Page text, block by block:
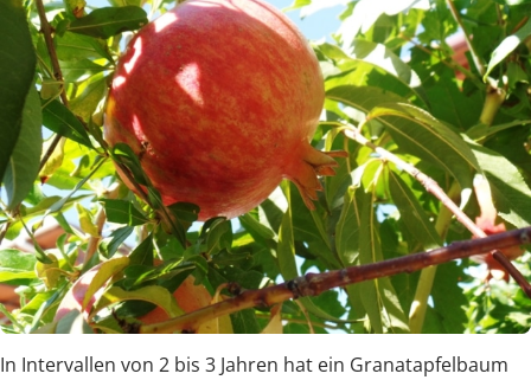
In Intervallen von 2 bis 3 Jahren hat ein Granatapfelbaum